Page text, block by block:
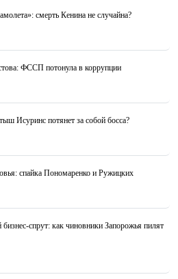
смерть Кенина не случайна?
ФССП потонула в коррупции
Исуринс потянет за собой босса?
спайка Пономаренко и Ружицких
спрут: как чиновники Запорожья пилят